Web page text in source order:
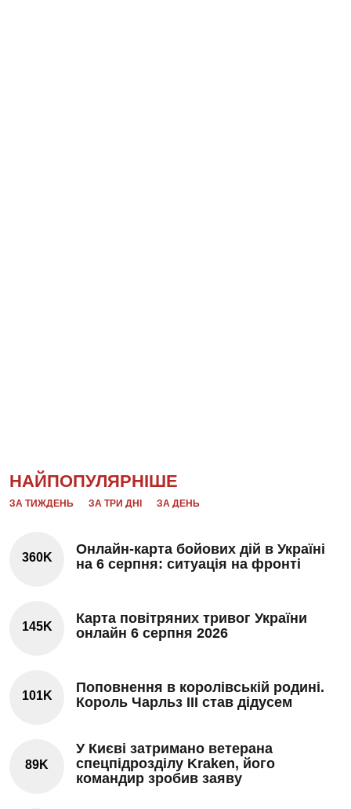
НАЙПОПУЛЯРНІШЕ
ЗА ТИЖДЕНЬ ЗА ТРИ ДНІ ЗА ДЕНЬ
360K
Онлайн-карта бойових дій в Україні
на 6 серпня: ситуація на фронті
145K
Карта повітряних тривог України
онлайн 6 серпня 2026
101K
Поповнення в королівській родині.
Король Чарльз III став дідусем
89K
У Києві затримано ветерана
спецпідрозділу Kraken, його
командир зробив заяву